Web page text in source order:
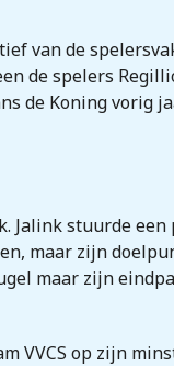
van de
de spelers
de Koning vorig
Jalink stuurde
maar zijn
maar zijn
VVCS op zijn